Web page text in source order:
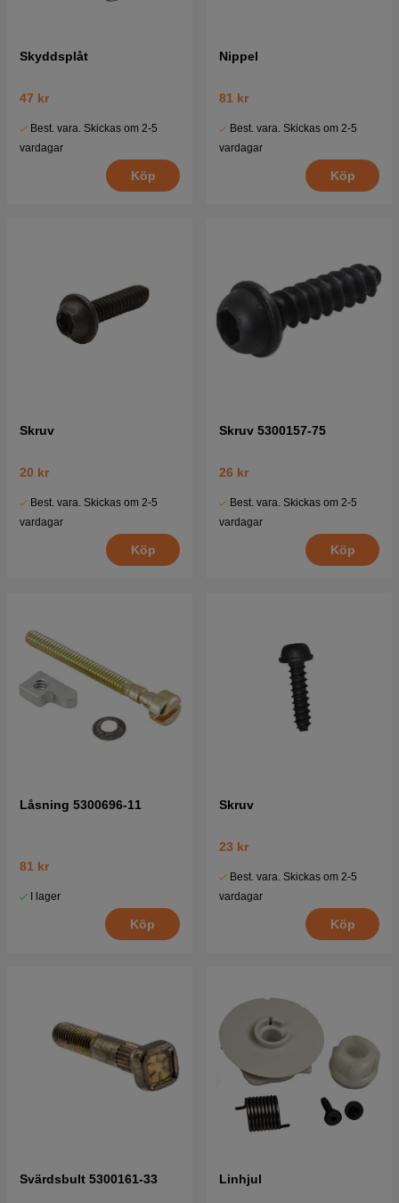
Skyddsplåt
47 kr
Best. vara. Skickas om 2-5
vardagar
Köp
Nippel
81 kr
Best. vara. Skickas om 2-5
vardagar
Köp
Skruv
20 kr
Best. vara. Skickas om 2-5
vardagar
Köp
Skruv 5300157-75
26 kr
Best. vara. Skickas om 2-5
vardagar
Köp
Låsning 5300696-11
81 kr
I lager
Köp
Skruv
23 kr
Best. vara. Skickas om 2-5
vardagar
Köp
Svärdsbult 5300161-33 Linhjul